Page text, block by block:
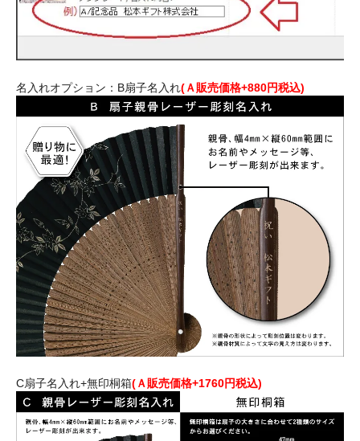
名入れオプション：B扇子名入れ(Ａ販売価格+880円税込)
C扇子名入れ+無印桐箱(Ａ販売価格+1760円税込)